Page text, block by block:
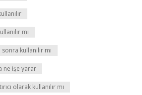
mı
kullanılır mı
ne işe yarar
olarak kullanılır mı